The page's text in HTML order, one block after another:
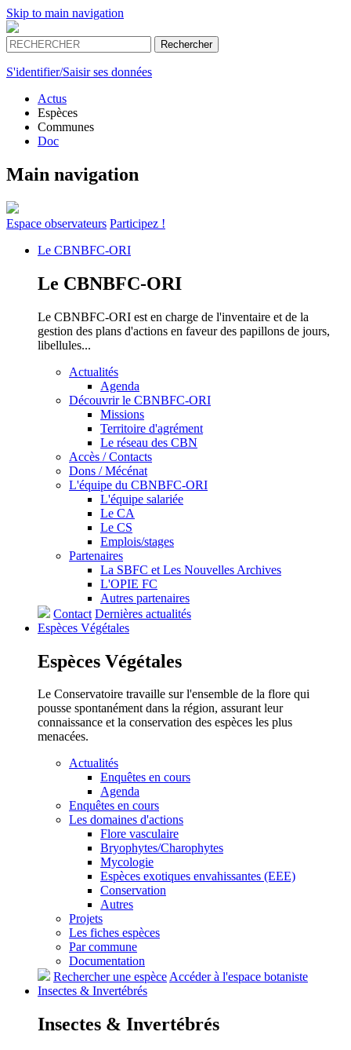
Skip to main navigation
S'identifier/Saisir ses données
Actus
Espèces
Communes
Doc
Main navigation
Espace observateurs Participez !
Le CBNBFC-ORI
Le CBNBFC-ORI
Le CBNBFC-ORI est en charge de l'inventaire et de la
gestion des plans d'actions en faveur des papillons de jours,
libellules...
Actualités
Agenda
Découvrir le CBNBFC-ORI
Missions
Territoire d'agrément
Le réseau des CBN
Accès / Contacts
Dons / Mécénat
L'équipe du CBNBFC-ORI
L'équipe salariée
Le CA
Le CS
Emplois/stages
Partenaires
La SBFC et Les Nouvelles Archives
L'OPIE FC
Autres partenaires
Contact Dernières actualités
Espèces Végétales
Espèces Végétales
Le Conservatoire travaille sur l'ensemble de la flore qui
pousse spontanément dans la région, assurant leur
connaissance et la conservation des espèces les plus
menacées.
Actualités
Enquêtes en cours
Agenda
Enquêtes en cours
Les domaines d'actions
Flore vasculaire
Bryophytes/Charophytes
Mycologie
Espèces exotiques envahissantes (EEE)
Conservation
Autres
Projets
Les fiches espèces
Par commune
Documentation
Rechercher une espèceAccéder à l'espace botaniste
Insectes & Invertébrés
Insectes & Invertébrés